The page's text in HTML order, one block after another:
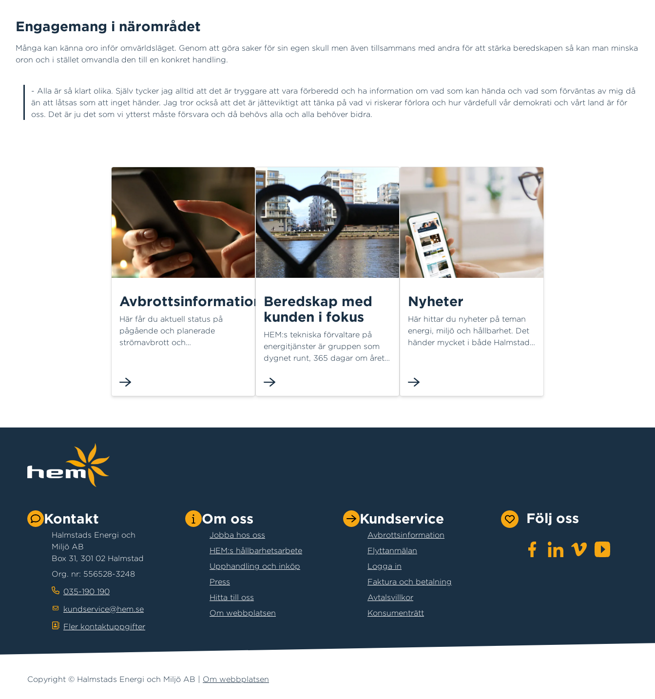
Engagemang i närområdet
Många kan känna oro inför omvärldsläget. Genom att göra saker för sin egen skull men även tillsammans med andra för att stärka beredskapen så kan man minska
oron och i stället omvandla den till en konkret handling.
- Alla är så klart olika. Själv tycker jag alltid att det är tryggare att vara förberedd och ha information om vad som kan hända och vad som förväntas av mig då
än att låtsas som att inget händer. Jag tror också att det är jätteviktigt att tänka på vad vi riskerar förlora och hur värdefull vår demokrati och vårt land är för
oss. Det är ju det som vi ytterst måste försvara och då behövs alla och alla behöver bidra.
Avbrottsinformation
Här får du aktuell status på
pågående och planerade
strömavbrott och
avbrottskarta uppdateras
löpande med drabbade områden
Beredskap med
kunden i fokus
HEM:s tekniska förvaltare på
energitjänster är gruppen som
dygnet runt, 365 dagar om året,
anläggningar krånglar. Som en
snabbt vara ute om något ska
Nyheter
Här hittar du nyheter på teman
energi, miljö och hållbarhet. Det
händer mycket i både Halmstad
Kontakt
Halmstads Energi och
Miljö AB
Box 31, 301 02 Halmstad
Org. nr: 556528-3248
035-190 190
kundservice@hem.se
Fler kontaktuppgifter
Om oss
Jobba hos oss
HEM:s hållbarhetsarbete
Upphandling och inköp
Press
Hitta till oss
Om webbplatsen
Kundservice
Avbrottsinformation
Flyttanmälan
Logga in
Faktura och betalning
Avtalsvillkor
Konsumenträtt
Följ oss
Copyright © Halmstads Energi och Miljö AB | Om webbplatsen